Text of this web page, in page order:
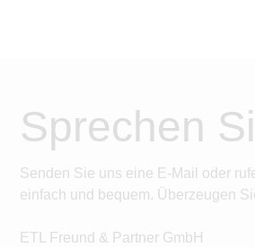
Sprechen
Senden Sie uns eine E-Mail oder
einfach und bequem. Überzeugen
ETL Freund & Partner GmbH